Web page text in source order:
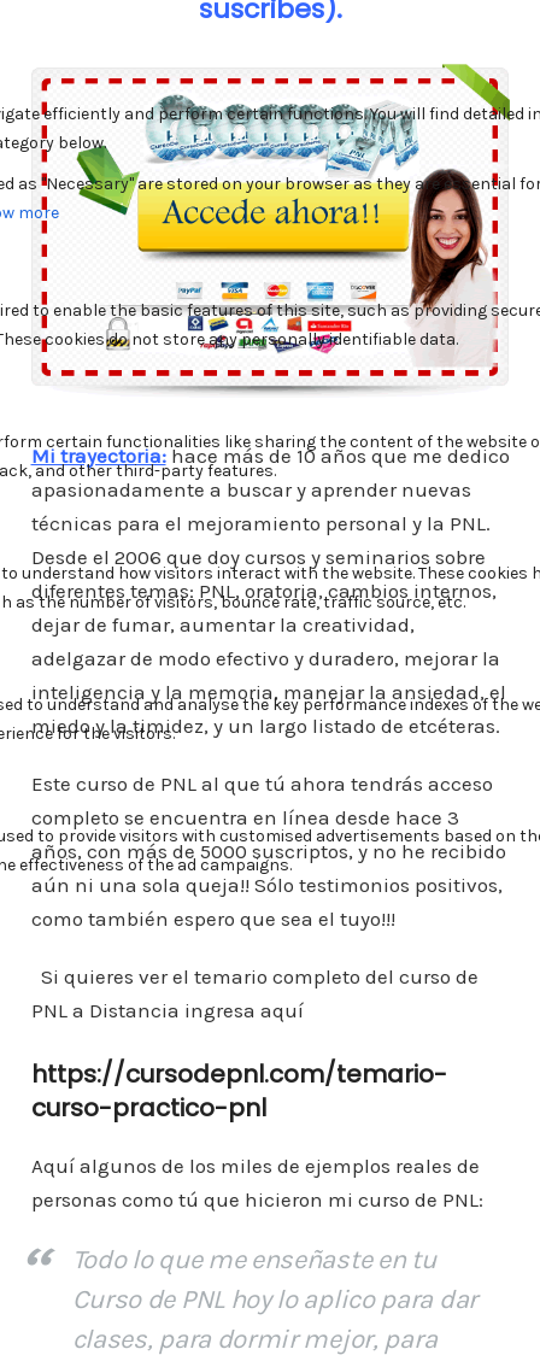
suscribes).
Mi trayectoria:hace más de 10 años que me dedico
apasionadamente a buscar y aprender nuevas
técnicas para el mejoramiento personal y la PNL.
Desde el 2006 que doy cursos y seminarios sobre
diferentes temas: PNL, oratoria, cambios internos,
dejar de fumar, aumentar la creatividad,
adelgazar de modo efectivo y duradero, mejorar la
inteligencia y la memoria, manejar la ansiedad, el
miedo y la timidez, y un largo listado de etcéteras.
Este curso de PNL al que tú ahora tendrás acceso
completo se encuentra en línea desde hace 3
años, con más de 5000 suscriptos, y no he recibido
aún ni una sola queja!! Sólo testimonios positivos,
como también espero que sea el tuyo!!!
Si quieres ver el temario completo del curso de
PNL a Distancia ingresa aquí
https://cursodepnl.com/temario-
curso-practico-pnl
Aquí algunos de los miles de ejemplos reales de
personas como tú que hicieron mi curso de PNL:
Todo lo que me enseñaste en tu
Curso de PNL hoy lo aplico para dar
clases, para dormir mejor, para